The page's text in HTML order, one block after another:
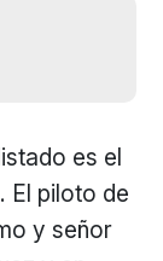
es el
El piloto de
y señor